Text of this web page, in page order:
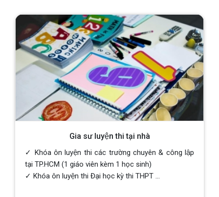
Gia sư luyện thi tại nhà
✓ Khóa ôn luyện thi các trường chuyên & công lập
tại TP.HCM (1 giáo viên kèm 1 học sinh)
✓ Khóa ôn luyện thi Đại học kỳ thi THPT ...